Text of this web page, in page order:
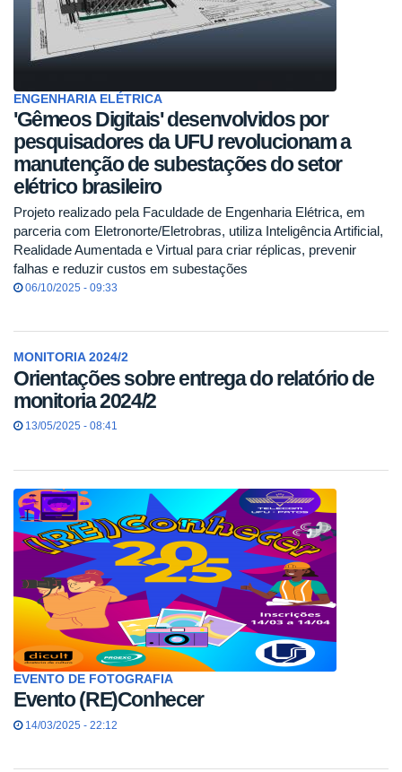
ENGENHARIA ELÉTRICA
'Gêmeos Digitais' desenvolvidos por
pesquisadores da UFU revolucionam a
manutenção de subestações do setor
elétrico brasileiro
Projeto realizado pela Faculdade de Engenharia Elétrica, em
parceria com Eletronorte/Eletrobras, utiliza Inteligência Artificial,
Realidade Aumentada e Virtual para criar réplicas, prevenir
falhas e reduzir custos em subestações
06/10/2025 - 09:33
MONITORIA 2024/2
Orientações sobre entrega do relatório de
monitoria 2024/2
13/05/2025 - 08:41
EVENTO DE FOTOGRAFIA
Evento (RE)Conhecer
14/03/2025 - 22:12